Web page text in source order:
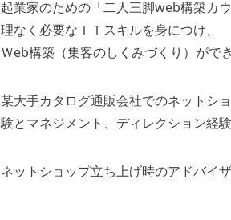
起業家のための「二人三脚web構築カ
理なく必要なＩＴスキルを身につけ、
Ｗeb構築（集客のしくみづくり）がで
某大手カタログ通販会社でのネットシ
験とマネジメント、ディレクション経
ネットショップ立ち上げ時のアドバイ